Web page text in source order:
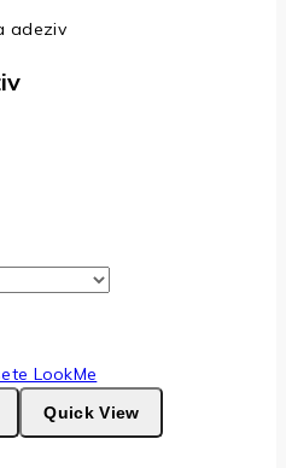
adeziv
Quick View